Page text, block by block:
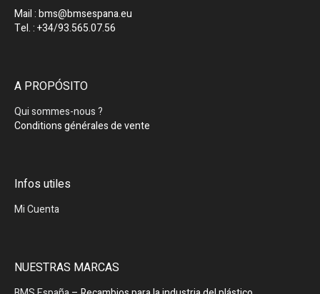
Mail : bms@bmsespana.eu
Tel. : +34/93.565.07.56
A PROPÓSITO
Qui sommes-nous ?
Conditions générales de vente
Infos utiles
Mi Cuenta
NUESTRAS MARCAS